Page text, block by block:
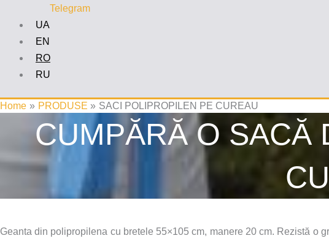
Telegram
UA
EN
RO
RU
Home PRODUSE SACI POLIPROPILEN PE CUREAU
CUMPĂRĂ O SACĂ
Geanta din polipropilena cu bretele 55×105 cm, manere 20 cm. Rezistă o